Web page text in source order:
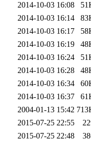
2014-10-03 16:08
2014-10-03 16:14
2014-10-03 16:17
2014-10-03 16:19
2014-10-03 16:24
2014-10-03 16:28
2014-10-03 16:34
2014-10-03 16:37
2004-01-13 15:42
2015-07-25 22:55
2015-07-25 22:48